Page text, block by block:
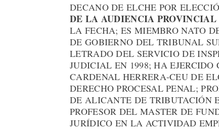
DECANO DE ELCHE POR
DE LA AUDIENCIA
LA FECHA; ES MIEMBRO NATO
DE GOBIERNO DEL TRIBUNAL
LETRADO DEL SERVICIO DE
JUDICIAL EN 1998; HA EJERCIDO
CARDENAL HERRERA-CEU DE
DERECHO PROCESAL PENAL;
DE ALICANTE DE TRIBUTACIÓN
PROFESOR DEL MASTER DE
JURÍDICO EN LA ACTIVIDAD